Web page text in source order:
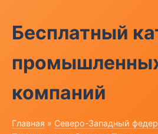
Бесплатный
компаний
Главная » Северо-Западный